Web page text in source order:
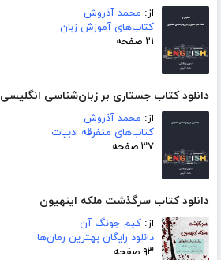
از: محمد آذروش
کتاب‌های آموزش زبان
۲۱ صفحه
دانلود کتاب جستاری بر زبان‌شناسی انگلیسی
از: محمد آذروش
کتاب‌های متفرقه ادبیات
۳۷ صفحه
دانلود کتاب سرگذشت ملکه اینهیون
از: کیم جونگ آن
دانلود رایگان بهترین رمان‌ها
۹۳ صفحه